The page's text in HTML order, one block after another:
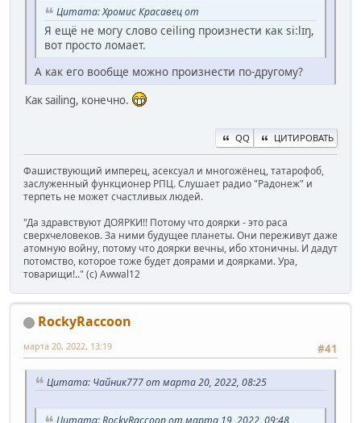
Цитата: Хромис Красавец от
Я ещё не могу слово ceiling произнести как si:lɪŋ,
вот просто ломает.
А как его вообще можно произнести по-другому?
Как sailing, конечно.
QQ ЦИТИРОВАТЬ
Фашиствующий имперец, асексуал и многожёнец, татарофоб,
заслуженный функционер РПЦ. Слушает радио "Радонеж" и
терпеть не может счастливых людей.
"Да здравствуют ДОЯРКИ!! Потому что доярки - это раса
сверхчеловеков. За ними будущее планеты. Они переживут даже
атомную войну, потому что доярки вечны, ибо хтоничны. И дадут
потомство, которое тоже будет доярами и доярками. Ура,
товарищи!.." (c) Awwal12
RockyRaccoon
#41
марта 20, 2022, 13:19
Цитата: Чайник777 от марта 20, 2022, 08:25